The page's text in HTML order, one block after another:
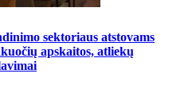
sektoriaus atstovams
apskaitos, atliekų